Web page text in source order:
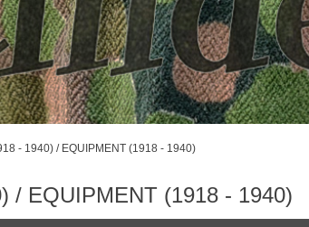
- 1940) / EQUIPMENT (1918 - 1940)
/ EQUIPMENT (1918 - 1940)